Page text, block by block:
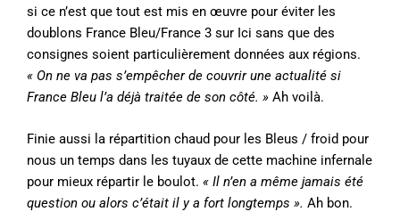
si ce n’est que tout est mis en œuvre pour éviter les
doublons France Bleu/France 3 sur Ici sans que des
consignes soient particulièrement données aux régions.
« On ne va pas s’empêcher de couvrir une actualité si
France Bleu l’a déjà traitée de son côté. » Ah voilà.
Finie aussi la répartition chaud pour les Bleus / froid pour
nous un temps dans les tuyaux de cette machine infernale
pour mieux répartir le boulot. « Il n’en a même jamais été
question ou alors c’était il y a fort longtemps ». Ah bon.